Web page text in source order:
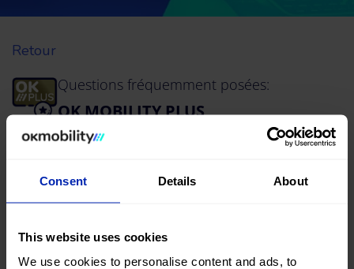
Consent Details About
This website uses cookies
We use cookies to personalise content and ads, to
Retour
Questions fréquemment posées:
OK MOBILITY PLUS
Puis-je récupérer le véhicule dans une
ville et le restituer dans une autre